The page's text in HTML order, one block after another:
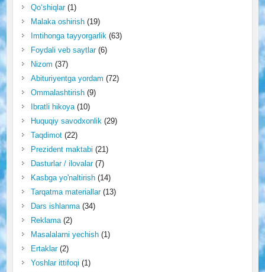
Qo‘shiqlar(1)
Malaka oshirish(19)
Imtihonga tayyorgarlik(63)
Foydali veb saytlar(6)
Nizom (37)
Abituriyentga yordam (72)
Ommalashtirish(9)
Ibratli hikoya(10)
Huquqiy savodxonlik(29)
Taqdimot(22)
Prezident maktabi (21)
Dasturlar / ilovalar(7)
Kasbga yo'naltirish(14)
Tarqatma materiallar(13)
Dars ishlanma(34)
Reklama(2)
Masalalarni yechish(1)
Ertaklar(2)
Yoshlar ittifoqi (1)